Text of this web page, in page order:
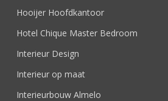
Hooijer Hoofdkantoor
Hotel Chique Master Bedroom
Interieur Design
Interieur op maat
Interieurbouw Almelo